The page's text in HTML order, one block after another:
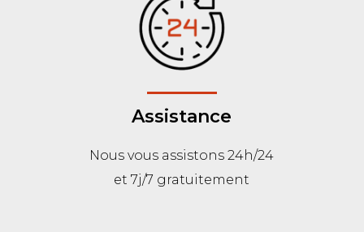
Assistance
Nous vous assistons 24h/24
et 7j/7 gratuitement